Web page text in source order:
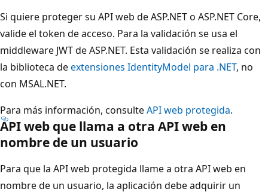
Si quiere proteger su API web de ASP.NET o ASP.NET Core,
valide el token de acceso. Para la validación se usa el
middleware JWT de ASP.NET. Esta validación se realiza con
la biblioteca deextensiones IdentityModel para .NET, no
con MSAL.NET.
Para más información, consulteAPI web protegida.
API web que llama a otra API web en
nombre de un usuario
Para que la API web protegida llame a otra API web en
nombre de un usuario, la aplicación debe adquirir un